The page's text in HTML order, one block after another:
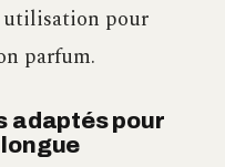
utilisation pour
parfum.
adaptés pour